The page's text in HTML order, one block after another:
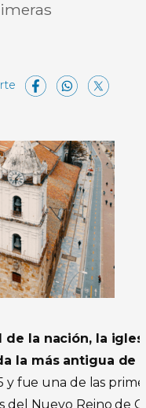
la nación, la
la más antigua de
y fue una de las
Nuevo Reino de